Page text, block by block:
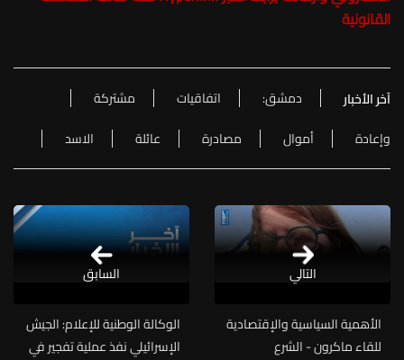
القانونية
آخر الأخبار دمشق: اتفاقيات
مشتركة
وإعادة
أموال مصادرة عائلة الاسد
التالي
الأهمية السياسية والإقتصادية
للقاء ماكرون - الشرع
الوكالة الوطنية للإعلام: الجيش
الإسرائيلي نفذ عملية تفجير في
السابق